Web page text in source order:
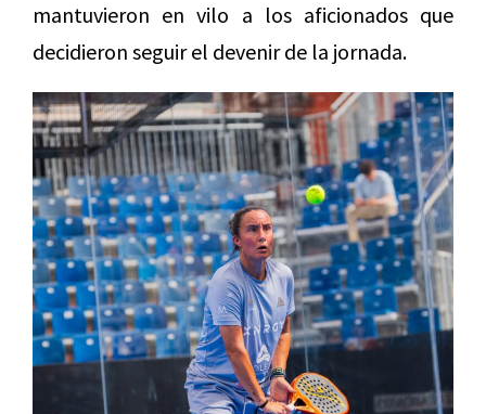
mantuvieron en vilo a los aficionados que
decidieron seguir el devenir de la jornada.